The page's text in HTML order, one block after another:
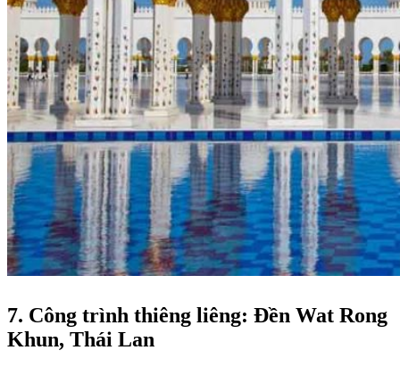
7. Công trình thiêng liêng: Đền Wat Rong
Khun, Thái Lan